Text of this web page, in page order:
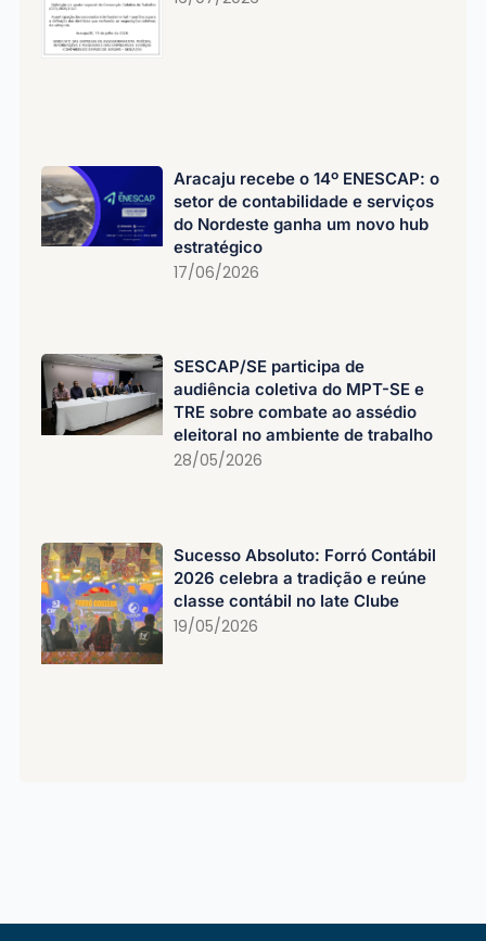
Aracaju recebe o 14º ENESCAP: o
setor de contabilidade e serviços
do Nordeste ganha um novo hub
estratégico
17/06/2026
SESCAP/SE participa de
audiência coletiva do MPT-SE e
TRE sobre combate ao assédio
eleitoral no ambiente de trabalho
28/05/2026
Sucesso Absoluto: Forró Contábil
2026 celebra a tradição e reúne
classe contábil no Iate Clube
19/05/2026